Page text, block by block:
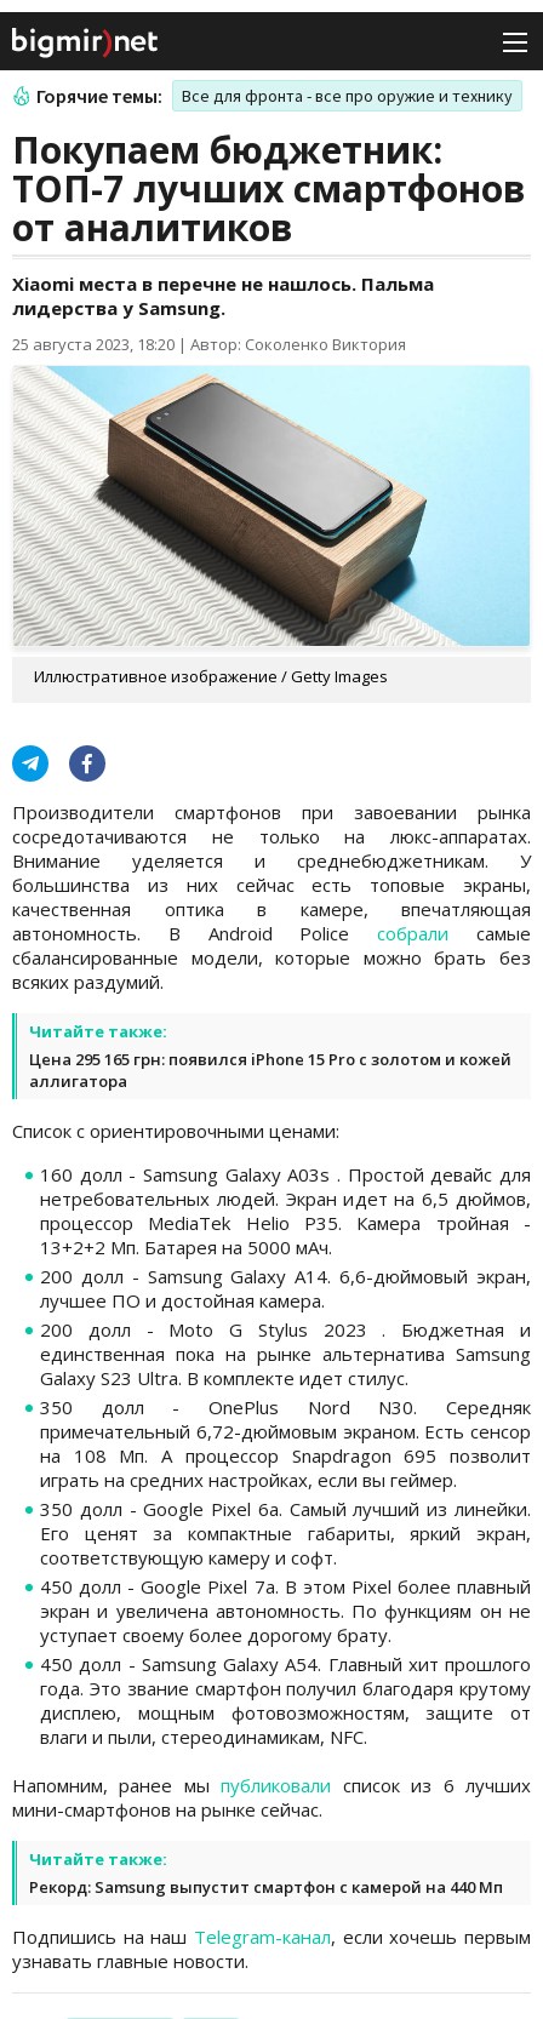
Горячие темы: Все для фронта - все про оружие и технику
Покупаем бюджетник:
ТОП-7 лучших смартфонов
от аналитиков
Xiaomi места в перечне не нашлось. Пальма
лидерства у Samsung.
25 августа 2023, 18:20 | Автор: Соколенко Виктория
Иллюстративное изображение / Getty Images
Производители смартфонов при завоевании рынка
сосредотачиваются не только на люкс-аппаратах.
Внимание уделяется и среднебюджетникам. У
большинства из них сейчас есть топовые экраны,
качественная оптика в камере, впечатляющая
автономность. В Android Policeсобрали самые
сбалансированные модели, которые можно брать без
всяких раздумий.
Читайте также:
Цена 295 165 грн: появился iPhone 15 Pro с золотом и кожей
аллигатора
Список с ориентировочными ценами:
160 долл - Samsung Galaxy A03s . Простой девайс для
нетребовательных людей. Экран идет на 6,5 дюймов,
процессор MediaTek Helio P35. Камера тройная -
13+2+2 Мп. Батарея на 5000 мАч.
200 долл - Samsung Galaxy A14. 6,6-дюймовый экран,
лучшее ПО и достойная камера.
200 долл - Moto G Stylus 2023 . Бюджетная и
единственная пока на рынке альтернатива Samsung
Galaxy S23 Ultra. В комплекте идет стилус.
350 долл - OnePlus Nord N30. Середняк
примечательный 6,72-дюймовым экраном. Есть сенсор
на 108 Мп. А процессор Snapdragon 695 позволит
играть на средних настройках, если вы геймер.
350 долл - Google Pixel 6a. Самый лучший из линейки.
Его ценят за компактные габариты, яркий экран,
соответствующую камеру и софт.
450 долл - Google Pixel 7a. В этом Pixel более плавный
экран и увеличена автономность. По функциям он не
уступает своему более дорогому брату.
450 долл - Samsung Galaxy A54. Главный хит прошлого
года. Это звание смартфон получил благодаря крутому
дисплею, мощным фотовозможностям, защите от
влаги и пыли, стереодинамикам, NFC.
Напомним, ранее мыпубликовали список из 6 лучших
мини-смартфонов на рынке сейчас.
Читайте также:
Рекорд: Samsung выпустит смартфон с камерой на 440 Мп
Подпишись на наш Telegram-канал, если хочешь первым
узнавать главные новости.